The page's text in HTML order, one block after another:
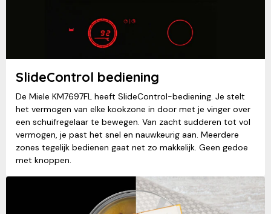
SlideControl bediening
De Miele KM7697FL heeft SlideControl-bediening. Je stelt
het vermogen van elke kookzone in door met je vinger over
een schuifregelaar te bewegen. Van zacht sudderen tot vol
vermogen, je past het snel en nauwkeurig aan. Meerdere
zones tegelijk bedienen gaat net zo makkelijk. Geen gedoe
met knoppen.